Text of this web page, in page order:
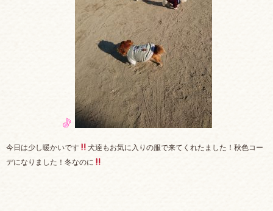
今日は少し暖かいです
犬逹もお気に入りの服で来てくれたました！秋色コー
デになりました！冬なのに